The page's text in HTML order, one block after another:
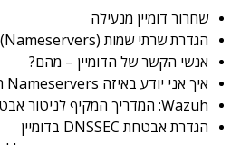
שחרור דומיין מנעילה
הגדרת שרתי שמות (Nameservers) לדומיין
אנשי הקשר של הדומיין – מהם?
איך אני יודע באיזה Nameservers הדומיין משתמש?
Wazuh: המדריך המקיף לניטור אבטחת שרתים בקוד פתוח
הגדרת אבטחת DNSSEC בדומיין